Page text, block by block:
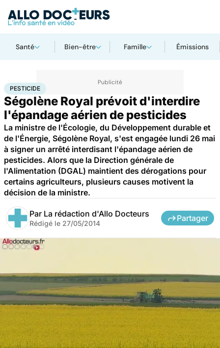
Santé Bien-être Famille Émissions
AccueilBien-être
PESTICIDE
Ségolène Royal prévoit d'interdire
l'épandage aérien de pesticides
La ministre de l'Écologie, du Développement durable et
de l'Énergie, Ségolène Royal, s'est engagée lundi 26 mai
à signer un arrêté interdisant l'épandage aérien de
pesticides. Alors que la Direction générale de
l'Alimentation (DGAL) maintient des dérogations pour
certains agriculteurs, plusieurs causes motivent la
décision de la ministre.
Par La rédaction d'Allo Docteurs
Rédigé le 27/05/2014
Partager